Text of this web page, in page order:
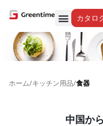
カタロ
ホーム/キッチン用品/食器
中国か